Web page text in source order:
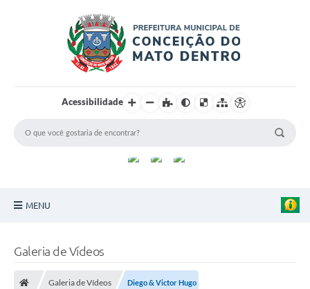
Acessibilidade
MENU
Galeria de Vídeos
Galeria de Vídeos Diego & Victor Hugo